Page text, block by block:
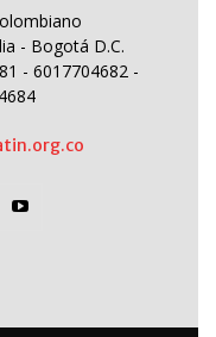
- Bogotá D.C.
- 6017704682 -